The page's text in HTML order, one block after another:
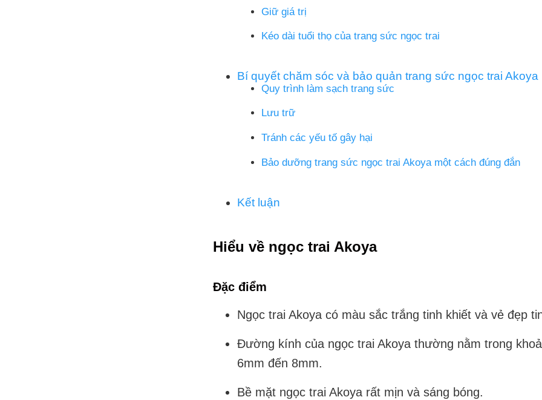
Giữ giá trị
Kéo dài tuổi thọ của trang sức ngọc trai
Bí quyết chăm sóc và bảo quản trang sức ngọc trai Akoya
Quy trình làm sạch trang sức
Lưu trữ
Tránh các yếu tố gây hại
Bảo dưỡng trang sức ngọc trai Akoya một cách đúng đắn
Kết luận
Hiểu về ngọc trai Akoya
Đặc điểm
Ngọc trai Akoya có màu sắc trắng tinh khiết và vẻ đẹp
Đường kính của ngọc trai Akoya thường nằm trong
6mm đến 8mm.
Bề mặt ngọc trai Akoya rất mịn và sáng bóng.